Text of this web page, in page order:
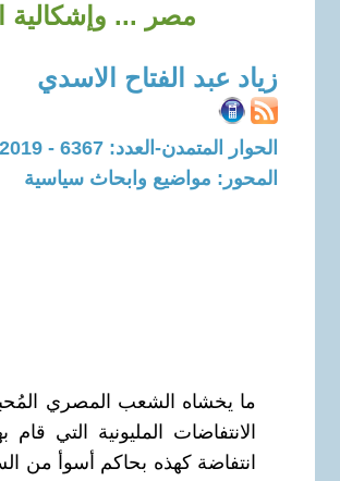
مصر ... وإشكالية
زياد عبد الفتاح الاسدي
الحوار المتمدن-العدد: 6367 - 2019 / 10 / 2 - 14:59
المحور: مواضيع وابحاث سياسية
ما يخشاه الشعب المصري
انتفاضة كهذه بحاكم أسوأ